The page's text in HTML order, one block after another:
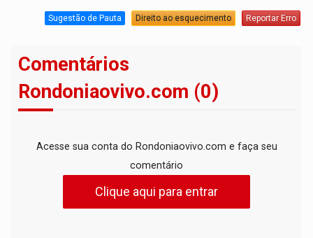
Sugestão de Pauta Direito ao esquecimento Reportar Erro
Comentários
Rondoniaovivo.com (0)
Acesse sua conta do Rondoniaovivo.com e faça seu
comentário
Clique aqui para entrar